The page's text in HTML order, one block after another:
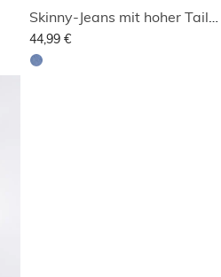
Skinny-Jeans mit hoher Taille CHERRY
44,99 €